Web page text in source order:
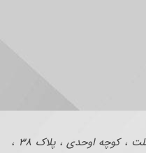
تهران ، خیابان امیرکبیر ، نرسیده به ملت ، کوچه اوحدی ، پلاک ۳۸ ،